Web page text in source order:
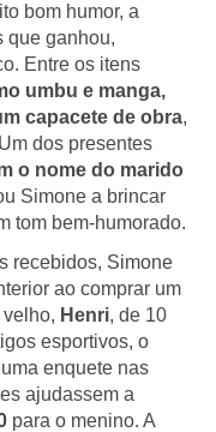
bom humor, a
que ganhou,
Entre os itens
umbu e manga,
capacete de obra,
dos presentes
o nome do marido
Simone a brincar
tom bem-humorado.
recebidos, Simone
ao comprar um
Henri, de 10
esportivos, o
enquete nas
ajudassem a
para o menino. A